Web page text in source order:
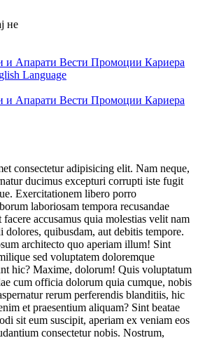
не
и Апарати Вести Промоции Кариера
Language
и Апарати Вести Промоции Кариера
consectetur adipisicing elit. Nam neque,
ducimus excepturi corrupti iste fugit
Exercitationem libero porro
laboriosam tempora recusandae
accusamus quia molestias velit nam
dolores, quibusdam, aut debitis tempore.
architecto quo aperiam illum! Sint
sed voluptatem doloremque
hic? Maxime, dolorum! Quis voluptatum
cum officia dolorum quia cumque, nobis
rerum perferendis blanditiis, hic
et praesentium aliquam? Sint beatae
sit eum suscipit, aperiam ex veniam eos
consectetur nobis. Nostrum,